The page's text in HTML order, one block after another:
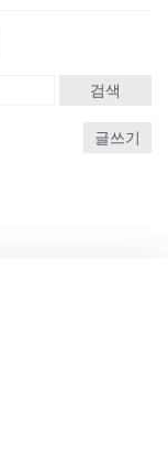
검색
글쓰기